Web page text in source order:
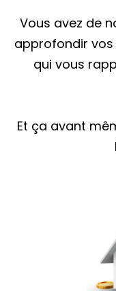
Vous avez de
approfondir
qui vous
Et ça avant